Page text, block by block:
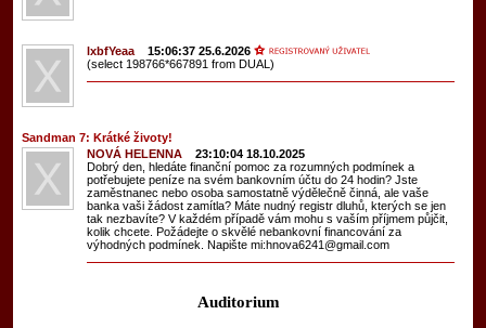
lxbfYeaa
15:06:37 25.6.2026
(select 198766*667891 from DUAL)
Sandman 7: Krátké životy!
NOVÁ HELENΝΑ
23:10:04 18.10.2025
Dobrý den, hledáte finanční pomoc za rozumných podmínek a
potřebujete peníze na svém bankovním účtu do 24 hodin? Jste
zaměstnanec nebo osoba samostatně výdělečně činná, ale vaše
banka vaši žádost zamítla? Máte nudný registr dluhů, kterých se jen
tak nezbavíte? V každém případě vám mohu s vaším příjmem půjčit,
kolik chcete. Požádejte o skvělé nebankovní financování za
výhodných podmínek. Napište mi:hnova6241@gmail.com
Auditorium